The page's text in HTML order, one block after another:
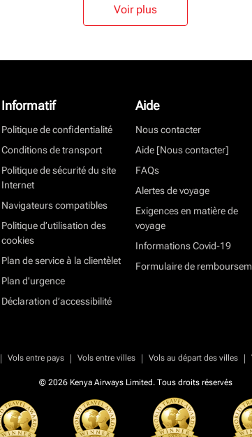
Voir plus
Informatif
Politique de confidentialité
Conditions de transport
Politique de sécurité du site
Internet
Navigateurs compatibles
Politique d’utilisation des
cookies
Plan de service à la clientèlet
Plan d'urgence
Déclaration d’accessibilité
Aide
Nous contacter
Aide [Nous contacter]
FAQs
Alertes de voyage
Exigences en matière de
voyage
Informations Covid-19
Formulaire de
| Vols entre pays | Vols entre villes | Vols au départ des villes |
© 2026 Kenya Airways Limited. Tous droits réservés